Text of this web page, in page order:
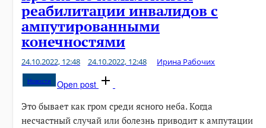
реабилитации инвалидов с
ампутированными
конечностями
24.10.2022, 12:48 24.10.2022, 12:48 Ирина Рабочих
Новости
Open post
Это бывает как гром среди ясного неба. Когда
несчастный случай или болезнь приводит к ампутации